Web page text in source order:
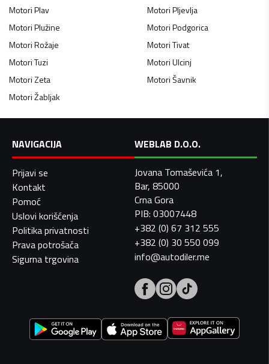
MotoriPlav MotoriPljevlja
MotoriPlužine MotoriPodgorica
MotoriRožaje MotoriTivat
MotoriTuzi MotoriUlcinj
MotoriZeta MotoriŠavnik
MotoriŽabljak
NAVIGACIJA
Prijavi se
Kontakt
Pomoć
Uslovi korišćenja
Politika privatnosti
Prava potrošača
Sigurna trgovina
WEBLAB D.O.O.
Jovana Tomaševića 1,
Bar, 85000
Crna Gora
PIB: 03007448
+382 (0) 67 312 555
+382 (0) 30 550 099
info@autodiler.me